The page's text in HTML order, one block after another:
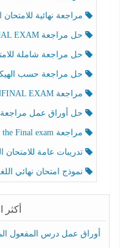
مراجعة نهائية للامتحان
حل مراجعة FINAL EXAMاللغة الإنجليزية الصف الخامس الفصل الثالث
حل مراجعة شاملة للامتحان
حل مراجعة حسب الهيكل الوزاري
مراجعة FINAL EXAMاللغة الإنجليزية الصف الخامس الفصل الثالث
حل أوراق عمل مراجعة الاختبار
مراجعة Preparation for the Final exam اللغة الإنجليزية الصف الرابع الفصل الثالث
تدريبات عامة للامتحان
نموذج امتحان نهائي اللغة
أكثر
أوراق عمل درس المفعول